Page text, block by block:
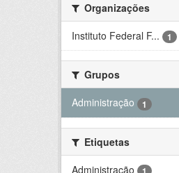
Organizações
Instituto Federal F...
1
Grupos
Administração
1
Etiquetas
Administração